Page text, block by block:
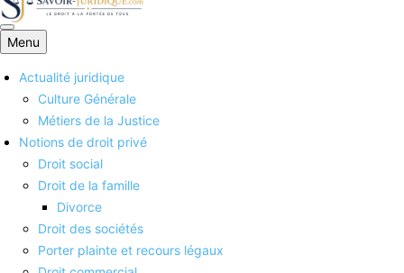
Savoirs juridiques
Menu
Actualité juridique
Culture Générale
Métiers de la Justice
Notions de droit privé
Droit social
Droit de la famille
Divorce
Droit des sociétés
Porter plainte et recours légaux